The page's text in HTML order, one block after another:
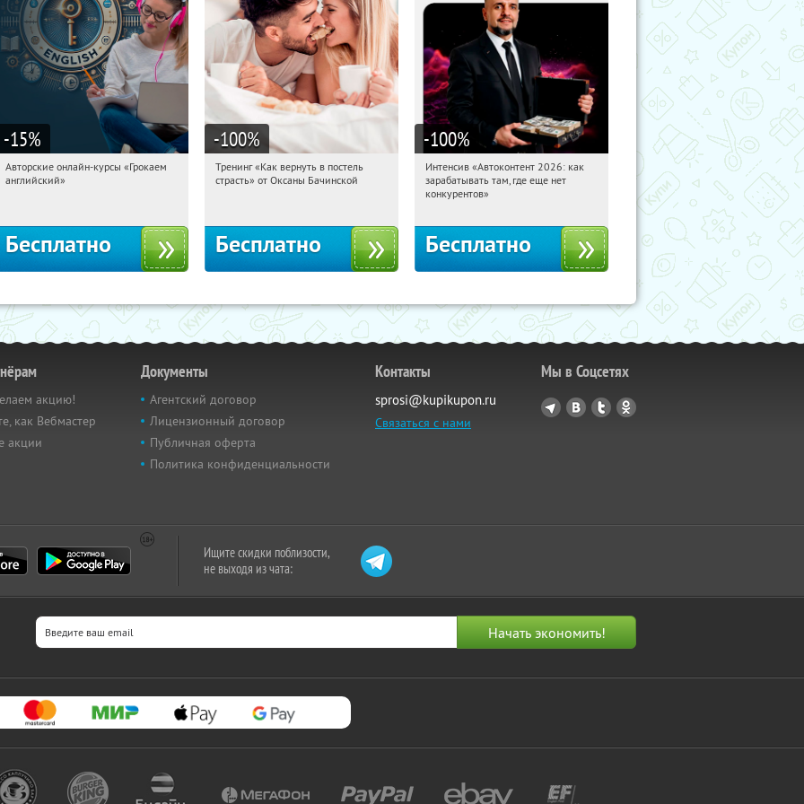
-15%
08:29:46 Получили:
Авторские онлайн-курсы «Грокаем
английский»
Бесплатно
-100%
08:29:46 Получили:
Тренинг «Как вернуть в постель
страсть» от Оксаны Бачинской
Бесплатно
-100%
08:29:46 Получили:
Россия
Интенсив «Автоконтент 2026: как
зарабатывать там, где еще нет
конкурентов»
Бесплатно
акцию!
как Вебмастер
акции
Документы
Агентский договор
Лицензионный договор
Публичная оферта
Политика конфиденциальности
Контакты
sprosi@kupikupon.ru
Связаться с нами
Мы в Соцсетях
Ищите скидки поблизости,
не выходя из чата: